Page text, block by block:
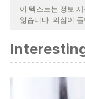
신뢰성, 시대에 맞
이 문서의 참고 문
MAR
en la
http://
이 텍스트는 정보
않습니다. 의심이